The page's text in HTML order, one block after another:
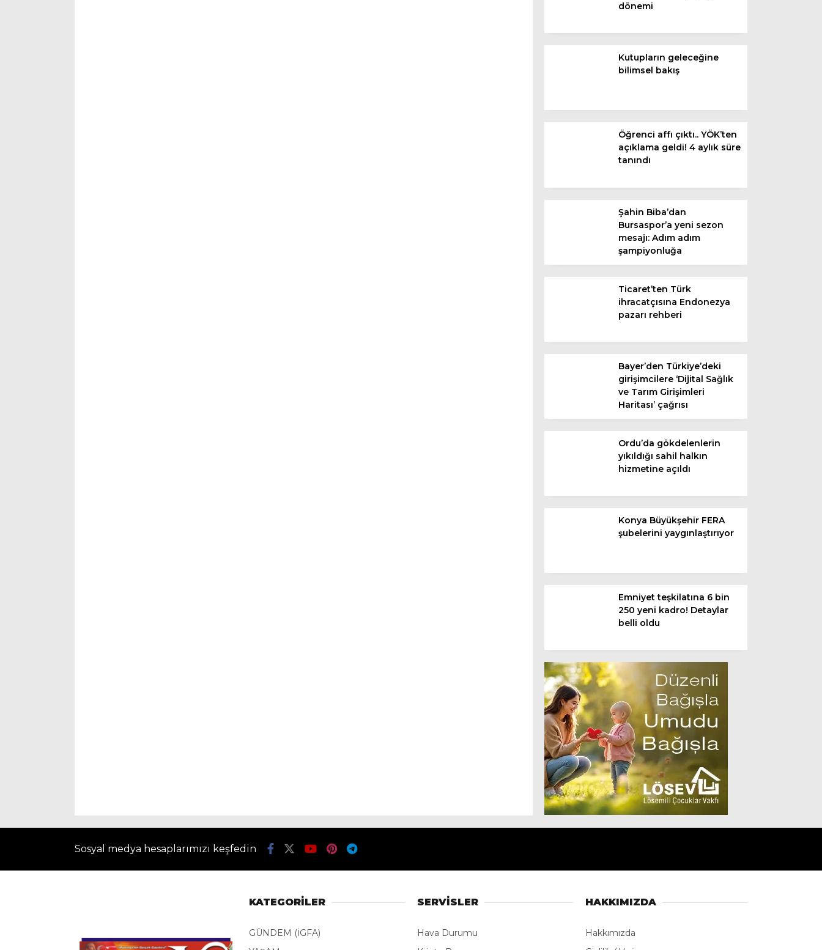
EĞİTİM
SPOR
İhbar Hattı
dönemi
Kutupların geleceğine
bilimsel bakış
Öğrenci affı çıktı.. YÖK’ten
açıklama geldi! 4 aylık süre
tanındı
Şahin Biba’dan
Bursaspor’a yeni sezon
mesajı: Adım adım
şampiyonluğa
Ticaret’ten Türk
ihracatçısına Endonezya
pazarı rehberi
Bayer’den Türkiye’deki
girişimcilere ‘Dijital Sağlık
ve Tarım Girişimleri
Haritası’ çağrısı
Ordu’da gökdelenlerin
yıkıldığı sahil halkın
hizmetine açıldı
Konya Büyükşehir FERA
şubelerini yaygınlaştırıyor
Emniyet teşkilatına 6 bin
250 yeni kadro! Detaylar
belli oldu
Sosyal medya hesaplarımızı keşfedin
KATEGORİLER
GÜNDEM (İGFA)
SERVİSLER
Hava Durumu
HAKKIMIZDA
Hakkımızda